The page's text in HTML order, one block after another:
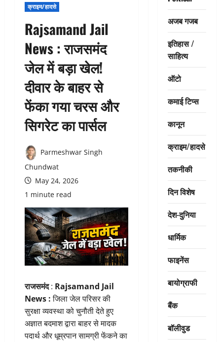
क्राइम/हादसे
Rajsamand Jail
News : राजसमंद
जेल में बड़ा खेल!
दीवार के बाहर से
फेंका गया चरस और
सिगरेट का पार्सल
Parmeshwar Singh
Chundwat
May 24, 2026
1 minute read
राजसमंद: Rajsamand Jail
News :जिला जेल परिसर की
सुरक्षा व्यवस्था को चुनौती देते हुए
अज्ञात बदमाश द्वारा बाहर से मादक
पदार्थ और धूम्रपान सामग्री फेंकने का
अजब गजब
इतिहास /
साहित्य
ऑटो
कमाई टिप्स
कानून
क्राइम/हादसे
तकनीकी
दिन विशेष
देश-दुनिया
धार्मिक
फाइनेंस
बायोग्राफी
बैंक
बॉलीवुड